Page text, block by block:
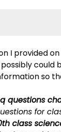
I provided
could
so
questions
for
class